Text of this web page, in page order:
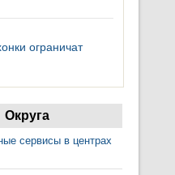
ограничат
Округа
сервисы в центрах